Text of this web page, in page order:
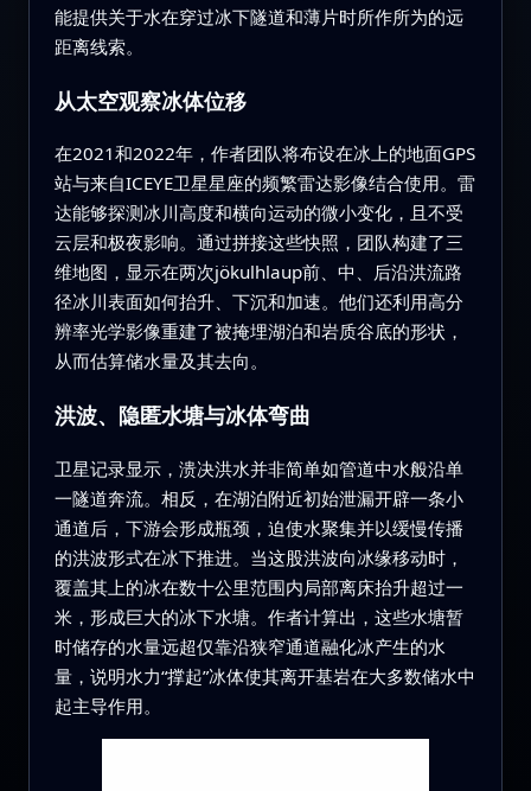
能提供关于水在穿过冰下隧道和薄片时所作所为的远
距离线索。
从太空观察冰体位移
在2021和2022年，作者团队将布设在冰上的地面GPS
站与来自ICEYE卫星星座的频繁雷达影像结合使用。雷
达能够探测冰川高度和横向运动的微小变化，且不受
云层和极夜影响。通过拼接这些快照，团队构建了三
维地图，显示在两次jökulhlaup前、中、后沿洪流路
径冰川表面如何抬升、下沉和加速。他们还利用高分
辨率光学影像重建了被掩埋湖泊和岩质谷底的形状，
从而估算储水量及其去向。
洪波、隐匿水塘与冰体弯曲
卫星记录显示，溃决洪水并非简单如管道中水般沿单
一隧道奔流。相反，在湖泊附近初始泄漏开辟一条小
通道后，下游会形成瓶颈，迫使水聚集并以缓慢传播
的洪波形式在冰下推进。当这股洪波向冰缘移动时，
覆盖其上的冰在数十公里范围内局部离床抬升超过一
米，形成巨大的冰下水塘。作者计算出，这些水塘暂
时储存的水量远超仅靠沿狭窄通道融化冰产生的水
量，说明水力“撑起”冰体使其离开基岩在大多数储水中
起主导作用。